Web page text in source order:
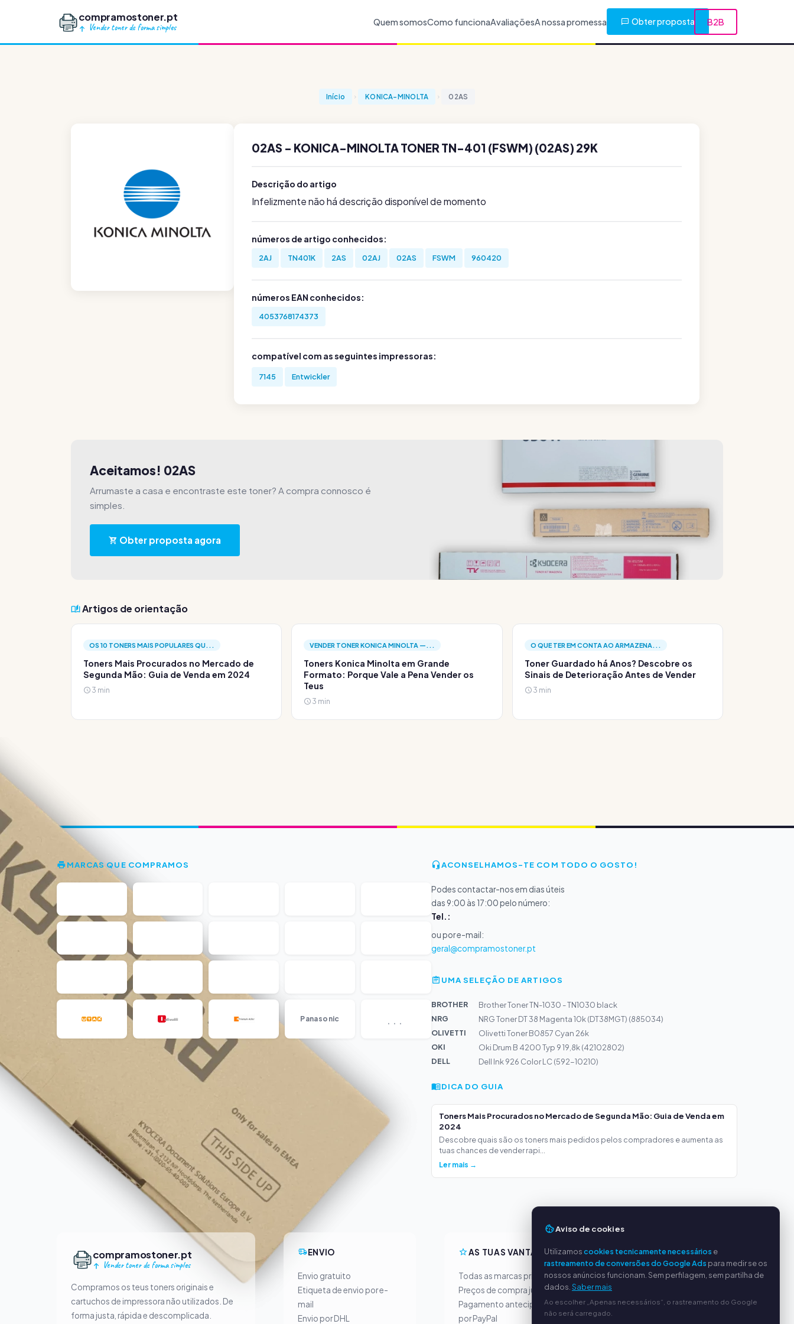
compramostoner.pt
Vender toner de forma simples
Quem somosComo funcionaAvaliaçõesA nossa promessa Obter proposta B2B
Início KONICA-MINOLTA 02AS
02AS - KONICA-MINOLTA TONER TN-401 (FSWM) (02AS) 29K
Descrição do artigo
Infelizmente não há descrição disponível de momento
números de artigo conhecidos:
2AJ TN401K 2AS 02AJ 02AS FSWM 960420
números EAN conhecidos:
4053768174373
compatível com as seguintes impressoras:
7145 Entwickler
Aceitamos! 02AS
Arrumaste a casa e encontraste este toner? A compra connosco é
simples.
Obter proposta agora
Artigos de orientação
OS 10 TONERS MAIS POPULARES QU...
Toners Mais Procurados no Mercado de
Segunda Mão: Guia de Venda em 2024
3 min
VENDER TONER KONICA MINOLTA —...
Toners Konica Minolta em Grande
Formato: Porque Vale a Pena Vender os
Teus
3 min
O QUE TER EM CONTA AO ARMAZENA...
Toner Guardado há Anos? Descobre os
Sinais de Deterioração Antes de Vender
3 min
MARCAS QUE COMPRAMOS
Panasonic ...
ACONSELHAMOS-TE COM TODO O GOSTO!
Podes contactar-nos em dias úteis
das 9:00 às 17:00 pelo número:
Tel.:
ou por e-mail:
geral@compramostoner.pt
UMA SELEÇÃO DE ARTIGOS
BROTHER
Brother Toner TN-1030 - TN1030 black
NRG
NRG Toner DT 38 Magenta 10k (DT38MGT) (885034)
OLIVETTI
Olivetti Toner B0857 Cyan 26k
OKI
Oki Drum B 4200 Typ 9 19,8k (42102802)
DELL
Dell Ink 926 Color LC (592-10210)
DICA DO GUIA
Toners Mais Procurados no Mercado de Segunda Mão: Guia de Venda em
2024
Descobre quais são os toners mais pedidos pelos compradores e aumenta as
tuas chances de vender rapi...
Ler mais →
compramostoner.pt
Vender toner de forma simples
Compramos os teus toners originais e
cartuchos de impressora não utilizados. De
forma justa, rápida e descomplicada.
ENVIO
Envio gratuito
Etiqueta de envio por e-
mail
Envio por DHL
AS TUAS VANTAGENS
Todas as marcas principais
Preços de compra justos
Pagamento antecipado
por PayPal
SERVIÇO
Sobre nós
Dados da empresa
Aviso de cookies
Utilizamoscookies tecnicamente necessários e
rastreamento de conversões do Google Ads para medir se os
nossos anúncios funcionam. Sem perfilagem, sem partilha de
dados. Saber mais
Ao escolher „Apenas necessários“, o rastreamento do Google
não será carregado.